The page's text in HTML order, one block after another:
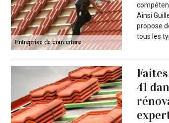
Ainsi
propose
tous les
41